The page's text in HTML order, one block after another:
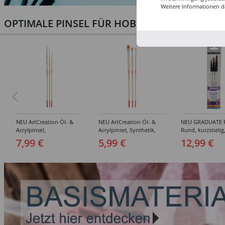
OPTIMALE PINSEL FÜR HOBBY & KUNST
NEU ArtCreation Öl- &
Acrylpinsel,
3er Set, No. 2, 6, 10
7,99 €
NEU ArtCreation Öl- &
Acrylpinsel, Synthetik,
Flachpinsel, 4, 8, 16
5,99 €
NEU
Rund,
12,99 €
Weitere Informationen